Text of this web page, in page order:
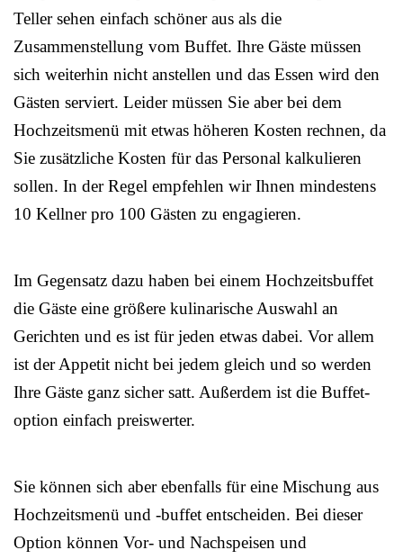
Teller sehen einfach schöner aus als die
Zusammenstellung vom Buffet. Ihre Gäste müssen
sich weiterhin nicht anstellen und das Essen wird den
Gästen serviert. Leider müssen Sie aber bei dem
Hochzeitsmenü mit etwas höheren Kosten rechnen, da
Sie zusätzliche Kosten für das Personal kalkulieren
sollen. In der Regel empfehlen wir Ihnen mindestens
10 Kellner pro 100 Gästen zu engagieren.
Im Gegensatz dazu haben bei einem Hochzeitsbuffet
die Gäste eine größere kulinarische Auswahl an
Gerichten und es ist für jeden etwas dabei. Vor allem
ist der Appetit nicht bei jedem gleich und so werden
Ihre Gäste ganz sicher satt. Außerdem ist die Buffet-
option einfach preiswerter.
Sie können sich aber ebenfalls für eine Mischung aus
Hochzeitsmenü und -buffet entscheiden. Bei dieser
Option können Vor- und Nachspeisen und